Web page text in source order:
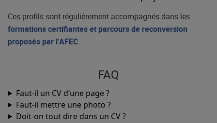
Ces profils sont régulièrement accompagnés dans les
formations certifiantes et parcours de reconversion
proposés par l’AFEC.
FAQ
Faut-il un CV d’une page ?
Faut-il mettre une photo ?
Doit-on tout dire dans un CV ?